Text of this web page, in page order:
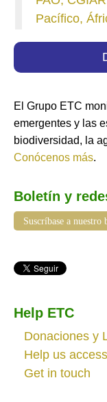
Pacífico,
El Grupo ETC
emergentes y las
biodiversidad, la
Conócenos más.
Boletín y
Suscríbase a nuestro
Help ETC
Donaciones y
Help us
Get in touch